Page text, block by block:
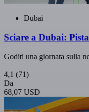
Dubai
Sciare a Dubai:
Goditi una giornata sulla
4,1 (71)
Da
68,07 USD